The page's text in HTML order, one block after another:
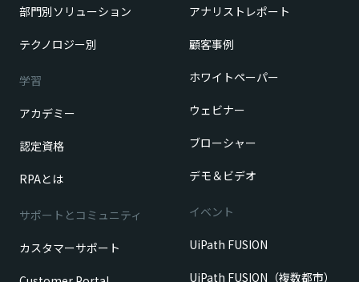
部門別ソリューション
テクノロジー別
学習
アカデミー
認定資格
RPAとは
サポートとコミュニティ
カスタマーサポート
アナリストレポート
顧客事例
ホワイトペーパー
ウェビナー
ブローシャー
デモ＆ビデオ
イベント
UiPath FUSION
UiPath FUSION（複数都市）